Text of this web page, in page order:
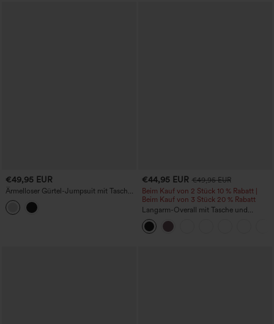
€49,95 EUR
Ärmelloser Gürtel-Jumpsuit mit Taschen
und schmaler Passform für die Arbeit
€44,95 EUR €49,95 EUR
Beim Kauf von 2 Stück 10 % Rabatt |
Beim Kauf von 3 Stück 20 % Rabatt
Langarm-Overall mit Tasche und
weitem Bein – Kinderleicht